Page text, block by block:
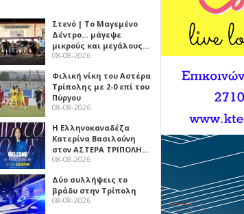
Στενό | Το Μαγεμένο
Δέντρο… μάγεψε
μικρούς και μεγάλους…
08-08-2026
Φιλική νίκη του Αστέρα
Τρίπολης με 2-0 επί του
Πύργου
08-08-2026
Η Ελληνοκαναδέζα
Κατερίνα Βασιλούνη
στον ΑΣΤΕΡΑ ΤΡΙΠΟΛΗ…
08-08-2026
Δύο συλλήψεις το
βράδυ στην Τρίπολη
08-08-2026